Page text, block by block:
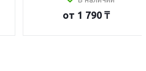
от 1 790 ₸